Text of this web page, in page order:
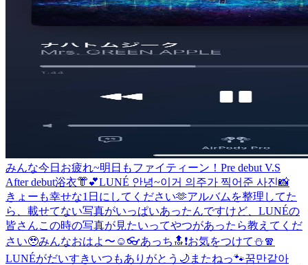
みんな今日お疲れ~明日もファイティーン！ Pre debut V.S
After debut浴衣👘︎💕︎LUNÉ 안녕~이거 의주가 찍어준 사진📸
きょーも幸せな1日にしてください🫶アルバムを整理してた
ら、載せてない写真がいっぱいあったんですけど、LUNÉの
皆さんこの時の写真が見たいってやつがあったら教えてくだ
さい🥹みんなおはよ〜☺️👓あっち🔝❗️お気をつけて⛄️🧣
LUNÉがだいすき いつもありがとう🌙 またねっ🐾꿈만같아